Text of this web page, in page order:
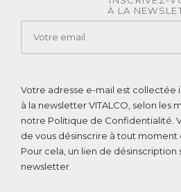
À LA
Votre adresse e-mail est collectée
à la newsletter VITALCO, selon les
notre Politique de Confidentialité.
de vous désinscrire à tout
Pour cela, un lien de désinscription
newsletter.